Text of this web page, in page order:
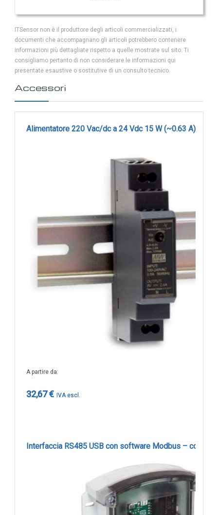
ITSensor non è il produttore degli articoli commercializzati, i
documenti che accompagnano gli articoli potrebbero contenere
informazioni più dettagliate rispetto a quelle mostrate sul sito. Ti
consigliamo pertanto di non considerare le informazioni qui
presentate esaustive o sostitutive di un consulto tecnico.
Accessori
Alimentatore 220 Vac/dc a 24 Vdc 15 W (~0.63 A) -
A partire da
32,67 €
Interfaccia RS485 USB con software Modbus – cod.